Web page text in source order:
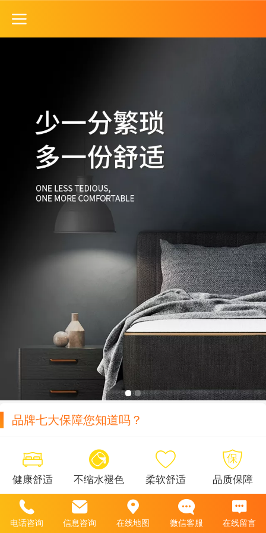
品牌七大保障您知道吗？
没有内容
健康舒适 不缩水褪色 柔软舒适 品质保障
电话咨询 信息咨询 在线地图 微信客服 在线留言